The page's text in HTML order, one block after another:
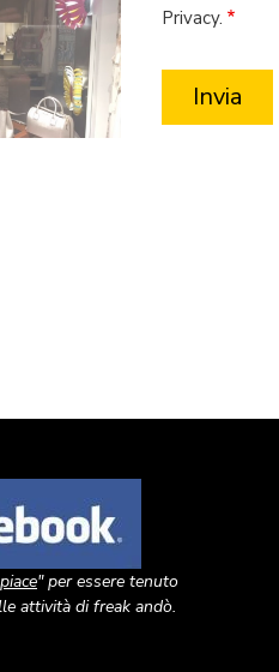
Privacy.
" per essere tenuto
attività di freak andò.